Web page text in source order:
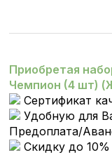
Приобретая
Чемпион (4 шт)
Сертификат
Удобную для
Предоплата/
Скидку до